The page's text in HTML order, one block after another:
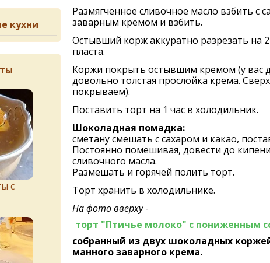
Размягченное сливочное масло взбить с
заварным кремом и взбить.
Остывший корж аккуратно разрезать на 2
пласта.
Коржи покрыть остывшим кремом (у вас
довольно толстая прослойка крема.
покрываем).
Поставить торт на 1 час в холодильник.
Шоколадная помадка:
сметану смешать с сахаром и какао,
Постоянно помешивая, довести до
сливочного масла.
Размешать и горячей полить торт.
Торт хранить в холодильнике.
На фото вверху-
торт "Птичье молоко" с пониженным
собранный из двух шоколадных
манного заварного крема.
кухни
с